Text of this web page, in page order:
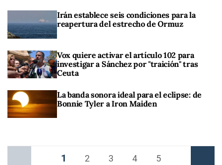
Irán establece seis condiciones para la
reapertura del estrecho de Ormuz
Vox quiere activar el artículo 102 para
investigar a Sánchez por "traición" tras
Ceuta
La banda sonora ideal para el eclipse: de
Bonnie Tyler a Iron Maiden
1 2 3 4 5